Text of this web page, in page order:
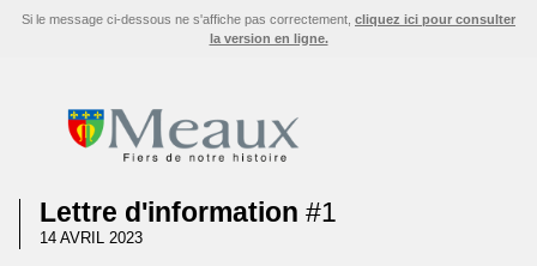
Si le message ci-dessous ne s'affiche pas correctement, cliquez ici pour consulter
la version en ligne.
Lettre d'information #1
14 AVRIL 2023